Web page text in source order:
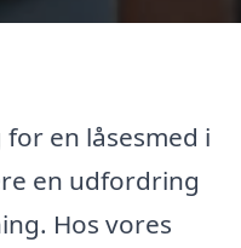
en låsesmed i
en udfordring
Hos vores